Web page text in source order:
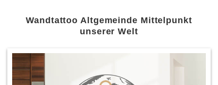
Wandtattoo Altgemeinde Mittelpunkt
unserer Welt